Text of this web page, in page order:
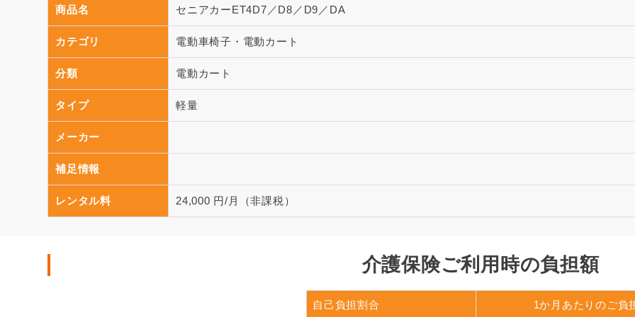
商品名 セニアカーET4D7／D8／D9／DA
カテゴリ 電動車椅子・電動カート
分類 電動カート
タイプ 軽量
メーカー
補足情報
レンタル料 24,000 円/月（非課税）
介護保険ご利用時の負担額
自己負担割合 1か月あたりのご負